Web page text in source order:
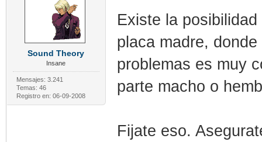
Sound Theory
Insane
Mensajes: 3.241
Temas: 46
Registro en: 06-09-2008
Existe la
placa madre,
problemas es muy
parte macho o
Fijate eso.